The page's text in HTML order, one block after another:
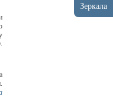
Зеркала